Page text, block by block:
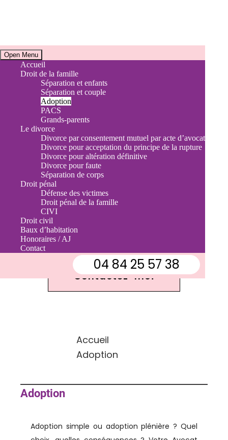
Open Menu
Accueil
Droit de la famille
Séparation et enfants
Séparation et couple
Adoption
PACS
Grands-parents
Le divorce
Divorce par consentement mutuel par acte d’avocat
Divorce pour acceptation du principe de la rupture
Divorce pour altération définitive
Divorce pour faute
Séparation de corps
Droit pénal
Défense des victimes
Droit pénal de la famille
CIVI
Droit civil
Baux d’habitation
Honoraires / AJ
Contact
04 84 25 57 38
Horaires
Accueil téléphonique et Consultations juridiques
Du lundi au vendredi de 9h à 17h30
Sur rendez-vous uniquement
9 Avenue de la Libération
13120 Gardanne
Contactez-moi
Contactez-moi
Accueil
Adoption
Adoption
Adoption simple ou adoption plénière ? Quel